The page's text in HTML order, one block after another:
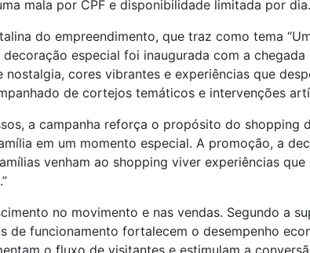
mala por CPF e disponibilidade limitada por dia.
do empreendimento, que traz como tema
especial foi inaugurada com a
cores vibrantes e experiências que
de cortejos temáticos e intervenções
a campanha reforça o propósito do shopping
em um momento especial. A promoção, a
venham ao shopping viver experiências
no movimento e nas vendas. Segundo a
de funcionamento fortalecem o desempenho
o fluxo de visitantes e estimulam a